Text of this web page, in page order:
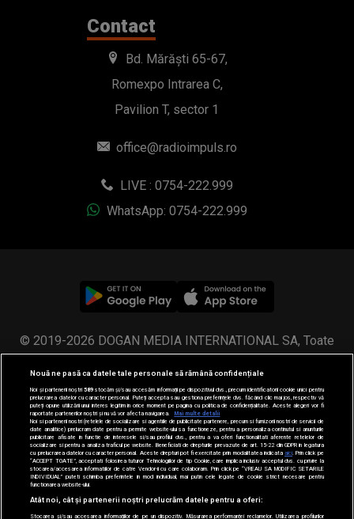
Contact
Bd. Mărăști 65-67,
Romexpo Intrarea C,
Pavilion T, sector 1
office@radioimpuls.ro
LIVE : 0754-222.999
WhatsApp: 0754-222.999
© 2019-2026 DOGAN MEDIA INTERNATIONAL SA, Toate
drepturile rezervate.
Nouă ne pasă ca datele tale personale să rămână confidențiale
Noi și partenerii noștri589stocăm și/sau accesăm informații pe dispozitivul dvs., precum identificatorii cookie unici pentru
prelucrarea datelor cu caracter personal. Puteți accepta sau gestiona preferințele dvs. făcând clic mai jos, respectiv vă
puteți opune utilizării unui interes legitim în orice moment pe pagina cu politica de confidențialitate. Aceste alegeri vor fi
raportate partenerilor noștri și nu vă vor afecta navigarea.
Mai multe detalii
Noi si partenerii nostri (retelele de socializare si agentiile de publicitate partenere, precum si furnizorii nostri de servicii de
date analitice) prelucram date pentru a permite website-ului sa functioneze, pentru a personaliza continutul si anunturile
publicitare afisate in functie de interesele si/sau profilul dvs., pentru a va oferi functionalitati aferente retelelor de
socializare si pentru a analiza traficul pe website. Beneficiati de drepturile prevazute de art. 15-22 din GDPR in legatura
cu prelucrarea datelor cu caracter personal. Aceste drepturi pot fi exercitate prin modalitatea indicataaici . Prin click pe
“ACCEPT TOATE”, acceptati folosirea tuturor Tehnologiilor de tip Cookie, care implica inclusiv acceptul dvs. cu privire la
stocarea/accesarea informatiilor de catre Vendor-ii cu care colaboram. Prin click pe “VREAU SA MODIFIC SETARILE
INDIVIDUAL” puteti schimba preferintele in mod individual, mai putin cele legate de cookie strict necesare pentru
functionarea website-ului.
Atât noi, cât și partenerii noștri prelucrăm datele pentru a oferi:
Stocarea și/sau accesarea informațiilor de pe un dispozitiv. Măsurarea performanței reclamelor. Utilizarea profilurilor